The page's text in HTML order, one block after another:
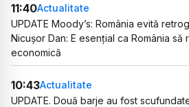
11:40Actualitate
UPDATE Moody’s: România evită
Nicușor Dan: E esențial ca România să
economică
10:43Actualitate
UPDATE. Două barje au fost